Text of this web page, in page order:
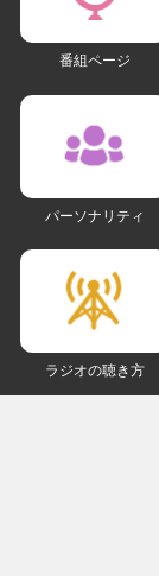
番組ページ
パーソナリティ
ラジオの聴き方